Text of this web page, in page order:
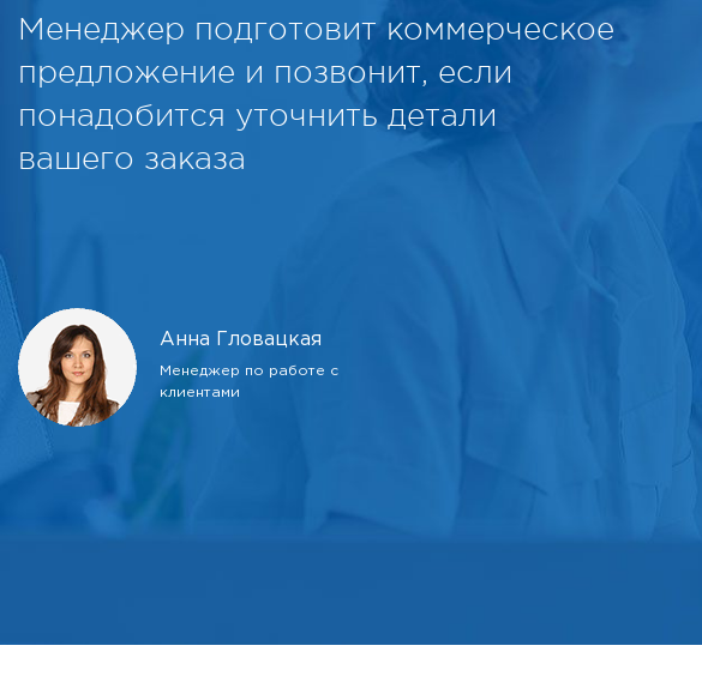
Менеджер подготовит коммерческое
предложение и позвонит, если
понадобится уточнить детали
вашего заказа
Анна Гловацкая
Менеджер по работе с
клиентами